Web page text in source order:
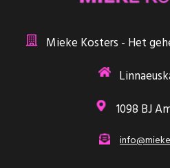
Mieke Kosters - Het
1098 BJ